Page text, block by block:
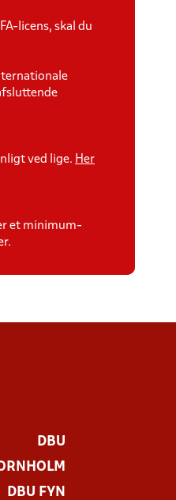
licens, skal du
ved lige. Her
et minimum-
DBU
DBU FYN